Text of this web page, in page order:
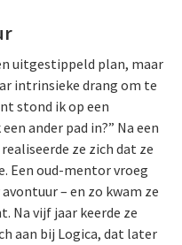
uitgestippeld plan, maar
intrinsieke drang om te
stond ik op een
ander pad in?” Na een
ze zich dat ze
Een oud-mentor vroeg
– en zo kwam ze
Na vijf jaar keerde ze
aan bij Logica, dat later